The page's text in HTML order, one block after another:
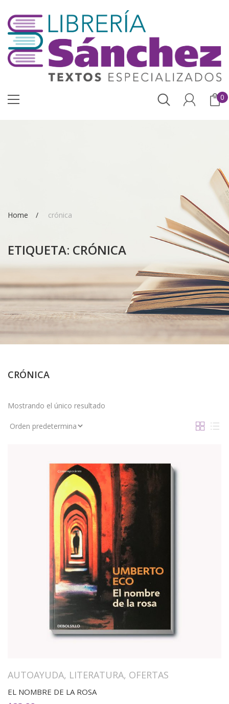
0
Home crónica
ETIQUETA: CRÓNICA
CRÓNICA
Mostrando el único resultado
AUTOAYUDA, LITERATURA, OFERTAS
EL NOMBRE DE LA ROSA